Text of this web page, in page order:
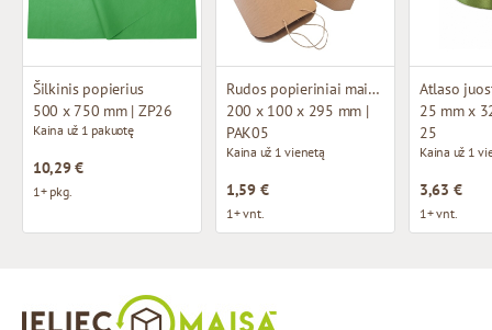
Šilkinis popierius
500 x 750 mm | ZP26
Kaina už 1 pakuotę
10,29 €
1+ pkg.
Rudos popieriniai maišeliai su susuktomis rankenomis
200 x 100 x 295 mm |
PAK05
Kaina už 1 vienetą
1,59 €
1+ vnt.
Atlaso
25 mm x
25
Kaina už 1
3,63 €
1+ vnt.